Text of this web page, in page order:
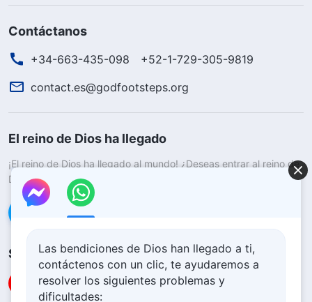
Contáctanos
+34-663-435-098
+52-1-729-305-9819
contact.es@godfootsteps.org
El reino de Dios ha llegado
¡El reino de Dios ha llegado al mundo! ¿Deseas entrar al reino de
Dios? Saber más
Conéctate con nosotros en Messenger
SíguenosLas bendiciones de Dios han llegado a ti,
contáctenos con un clic, te ayudaremos a
resolver los siguientes problemas y
dificultades: